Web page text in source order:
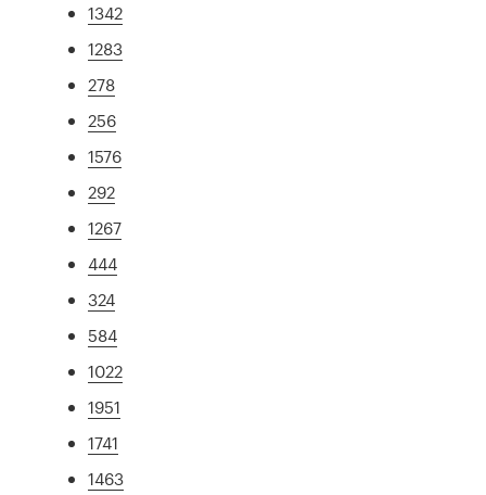
1342
1283
278
256
1576
292
1267
444
324
584
1022
1951
1741
1463